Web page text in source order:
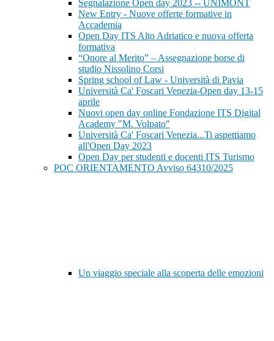
Segnalazione Open day 2023 -- UNIMONT
New Entry - Nuove offerte formative in
Accademia
Open Day ITS Alto Adriatico e nuova offerta
formativa
“Onore al Merito” – Assegnazione borse di
studio Nissolino Corsi
Spring school of Law - Università di Pavia
Università Ca' Foscari Venezia-Open day 13-15
aprile
Nuovi open day online Fondazione ITS Digital
Academy "M. Volpato"
Università Ca' Foscari Venezia...Ti aspettiamo
all'Open Day 2023
Open Day per studenti e docenti ITS Turismo
POC ORIENTAMENTO Avviso 64310/2025
Un viaggio speciale alla scoperta delle emozioni